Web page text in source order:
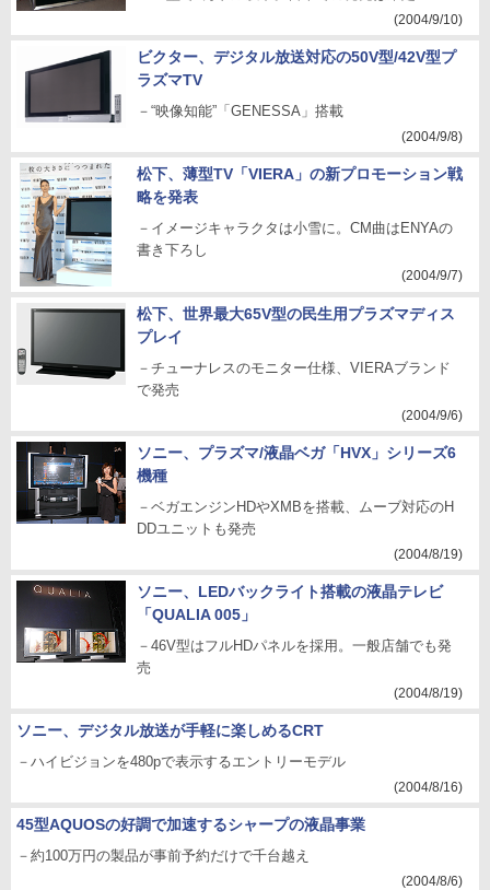
(2004/9/10)
ビクター、デジタル放送対応の50V型/42V型プ
ラズマTV
－“映像知能”「GENESSA」搭載
(2004/9/8)
松下、薄型TV「VIERA」の新プロモーション戦
略を発表
－イメージキャラクタは小雪に。CM曲はENYAの
書き下ろし
(2004/9/7)
松下、世界最大65V型の民生用プラズマディス
プレイ
－チューナレスのモニター仕様、VIERAブランド
で発売
(2004/9/6)
ソニー、プラズマ/液晶ベガ「HVX」シリーズ6
機種
－ベガエンジンHDやXMBを搭載、ムーブ対応のH
DDユニットも発売
(2004/8/19)
ソニー、LEDバックライト搭載の液晶テレビ
「QUALIA 005」
－46V型はフルHDパネルを採用。一般店舗でも発
売
(2004/8/19)
ソニー、デジタル放送が手軽に楽しめるCRT
－ハイビジョンを480pで表示するエントリーモデル
(2004/8/16)
45型AQUOSの好調で加速するシャープの液晶事業
－約100万円の製品が事前予約だけで千台越え
(2004/8/6)